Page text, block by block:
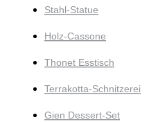
Stahl-Statue
Holz-Cassone
Thonet Esstisch
Terrakotta-Schnitzerei
Gien Dessert-Set